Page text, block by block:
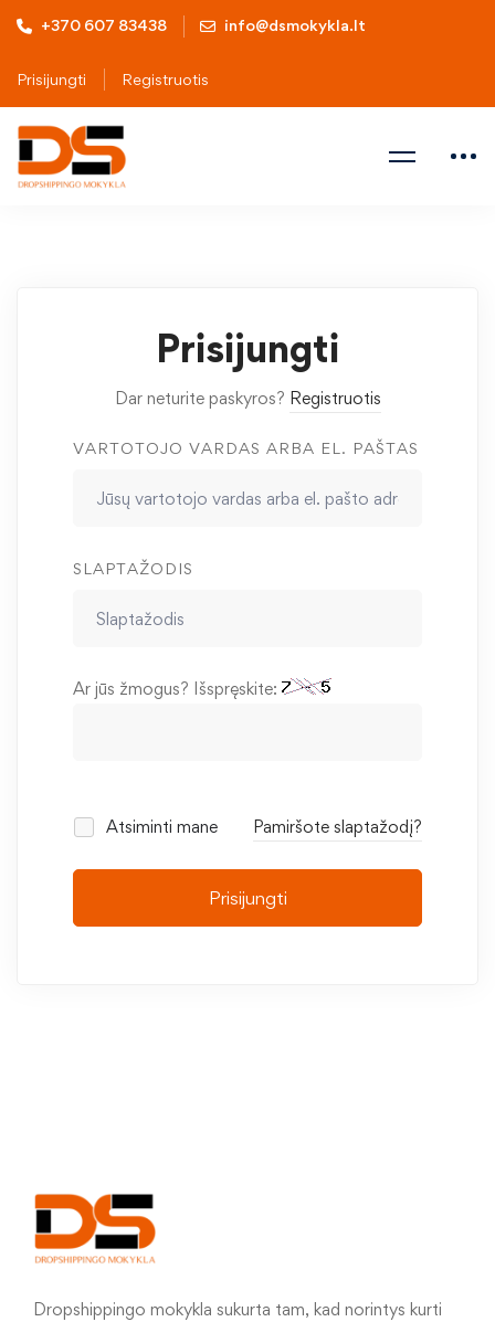
+370 607 83438 info@dsmokykla.lt
Prisijungti Registruotis
Prisijungti
Dar neturite paskyros? Registruotis
VARTOTOJO VARDAS ARBA EL. PAŠTAS
SLAPTAŽODIS
Ar jūs žmogus? Išspręskite:
Atsiminti mane Pamiršote slaptažodį?
Prisijungti
Dropshippingo mokykla sukurta tam, kad norintys kurti